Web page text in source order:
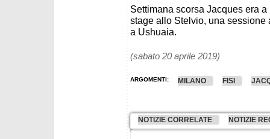
Settimana scorsa Jacques era
stage allo Stelvio, una
a Ushuaia.
(sabato 20 aprile 2019)
ARGOMENTI: MILANO FISI
NOTIZIE CORRELATE NOTIZIE